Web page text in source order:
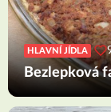
HLAVNÍ JÍDLA
Bezlepková